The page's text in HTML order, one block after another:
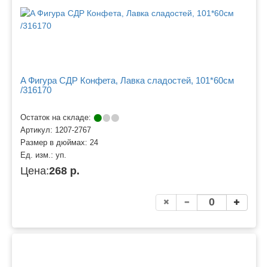
A Фигура СДР Конфета, Лавка сладостей, 101*60см
/316170
Остаток на складе:
Артикул: 1207-2767
Размер в дюймах: 24
Ед. изм.: уп.
Цена:268 р.